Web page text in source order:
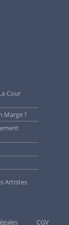
Cour
Marge ?
Artistes
CGV